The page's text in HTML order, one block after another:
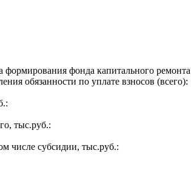
фонда капитального
обязанности по уплате взносов (всего):
тыс.руб.:
числе субсидии, тыс.руб.: